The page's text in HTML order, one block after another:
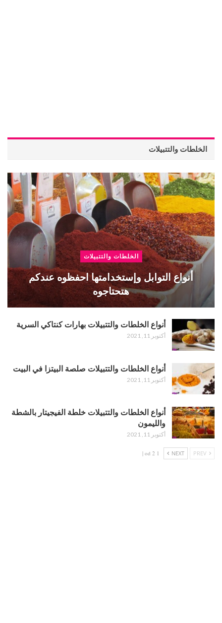
الخلطات والتتبيلات
الخلطات والتتبيلات
أنواع التوابل وإستخدامتها احفظوه عندكم
هتحتاجوه
أنواع الخلطات والتتبيلات بهارات كنتاكي السرية
أكتوبر 11, 2021
أنواع الخلطات والتتبيلات صلصة البيتزا في البيت
أكتوبر 11, 2021
أنواع الخلطات والتتبيلات خلطة الفيجيتار بالشطة
والليمون
أكتوبر 11, 2021
NEXT
1 od 2 |